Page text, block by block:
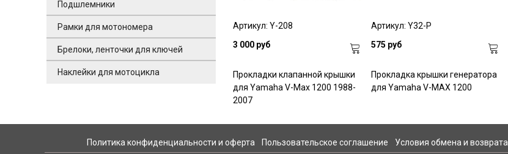
Артикул: Y-208
3 000 руб
Прокладки клапанной крышки
для Yamaha V-Max 1200 1988-
2007
Артикул: Y32-P
575 руб
Прокладка крышки генератора
для Yamaha V-MAX 1200
Подшлемники
Рамки для мотономера
Брелоки, ленточки для ключей
Наклейки для мотоцикла
Политика конфиденциальности и оферта Пользовательское соглашение Условия обмена и возврата